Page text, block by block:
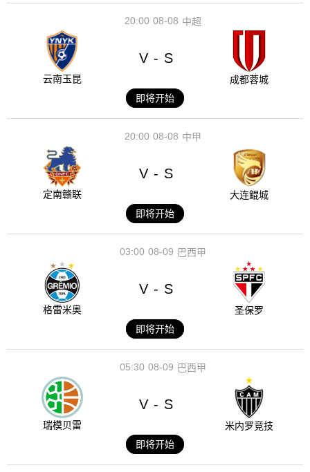
08-08
20:00 中超
云南玉昆
V - S
成都蓉城
即将开始
08-08
20:00 中甲
定南赣联
V - S
大连鲲城
即将开始
08-09
03:00 巴西甲
格雷米奥
V - S
圣保罗
即将开始
08-09
05:30 巴西甲
瑞模贝雷
V - S
米内罗竞技
即将开始